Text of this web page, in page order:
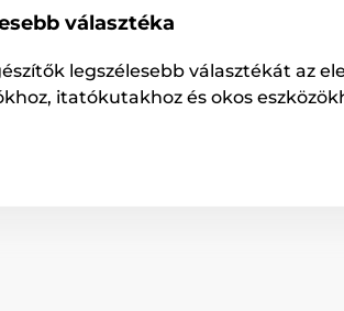
választéka
legszélesebb választékát az
itatókutakhoz és okos